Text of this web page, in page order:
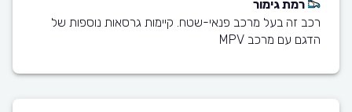
רמת גימור
רכב זה בעל מרכב פנאי-שטח. קיימות גרסאות נוספות של
הדגם עם מרכב MPV